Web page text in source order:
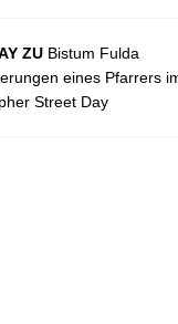
ZU Bistum Fulda
eines Pfarrers
Street Day